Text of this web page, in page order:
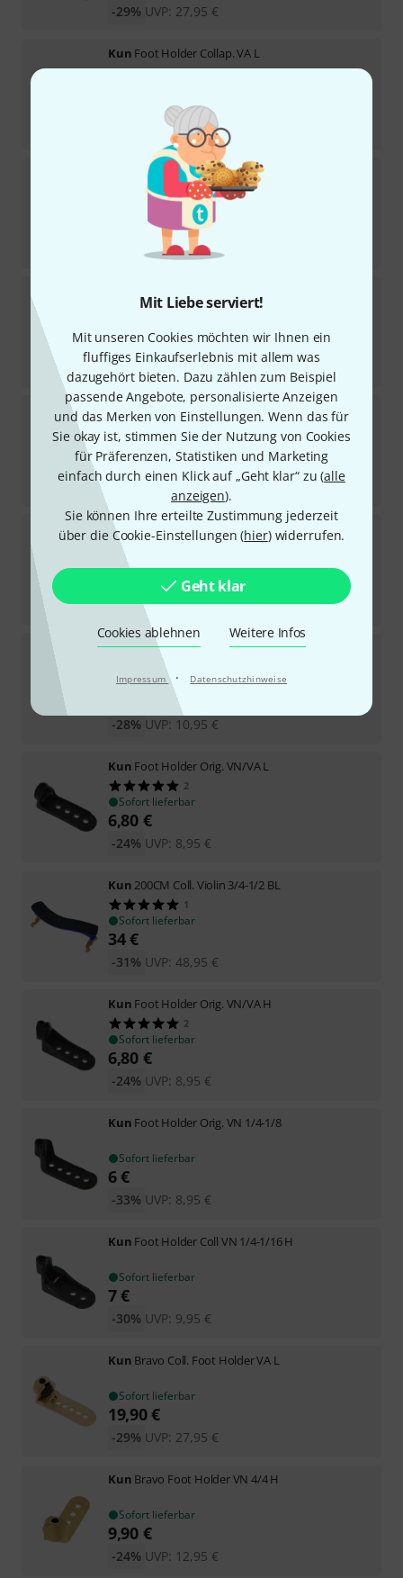
Mit Liebe serviert!
Mit unseren Cookies möchten wir Ihnen ein
fluffiges Einkaufserlebnis mit allem was
dazugehört bieten. Dazu zählen zum Beispiel
passende Angebote, personalisierte Anzeigen
und das Merken von Einstellungen. Wenn das für
Sie okay ist, stimmen Sie der Nutzung von Cookies
für Präferenzen, Statistiken und Marketing
einfach durch einen Klick auf „Geht klar“ zu (alle
anzeigen).
Sie können Ihre erteilte Zustimmung jederzeit
über die Cookie-Einstellungen (hier) widerrufen.
Geht klar
Cookies ablehnen Weitere Infos
Impressum · Datenschutzhinweise
UVP: 27,95 €
-29%
Kun Foot Holder Collap. VA L
UVP:10,95 €
Shoulder Rest Foot VN/VA Short
5
Sofort lieferbar
UVP:11,95 €
7,90€
UVP:10,95 €
-28%
Kun Shoulder Rest Foot 3/4-1/2 L
Sofort lieferbar
9€
UVP:11,95 €
-25%
Kun Foot Holder Coll. VN 3/4-1/2 L
Sofort lieferbar
UVP:10,95 €
-28%
KunFoot Holder Collap. VA H
Sofort lieferbar
UVP: 10,95 €
-28%
Kun Foot Holder Orig. VN/VA L
2
Sofort lieferbar
6,80 €
UVP: 8,95 €
-24%
Kun 200CM Coll. Violin 3/4-1/2 BL
1
Sofort lieferbar
34€
UVP: 48,95 €
-31%
Kun Foot Holder Orig. VN/VA H
2
Sofort lieferbar
6,80 €
UVP: 8,95 €
-24%
Kun Foot Holder Orig. VN 1/4-1/8
Sofort lieferbar
6€
UVP: 8,95 €
-33%
Kun Foot Holder Coll VN 1/4-1/16 H
Sofort lieferbar
7€
UVP: 9,95 €
-30%
Kun Bravo Coll. Foot Holder VA L
Sofort lieferbar
19,90€
UVP: 27,95 €
-29%
Kun Bravo Foot Holder VN 4/4 H
Sofort lieferbar
9,90 €
UVP: 12,95 €
-24%